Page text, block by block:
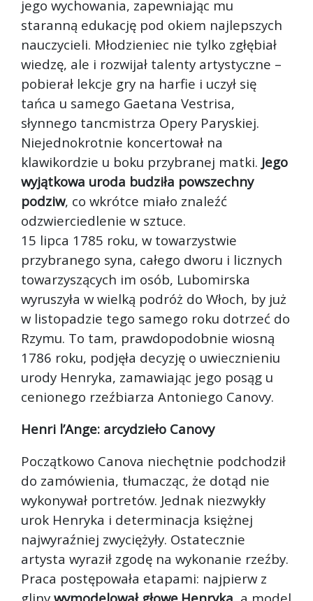
jego wychowania, zapewniając mu
staranną edukację pod okiem najlepszych
nauczycieli. Młodzieniec nie tylko zgłębiał
wiedzę, ale i rozwijał talenty artystyczne –
pobierał lekcje gry na harfie i uczył się
tańca u samego Gaetana Vestrisa,
słynnego tancmistrza Opery Paryskiej.
Niejednokrotnie koncertował na
klawikordzie u boku przybranej matki. Jego
wyjątkowa uroda budziła powszechny
podziw, co wkrótce miało znaleźć
odzwierciedlenie w sztuce.
15 lipca 1785 roku, w towarzystwie
przybranego syna, całego dworu i licznych
towarzyszących im osób, Lubomirska
wyruszyła w wielką podróż do Włoch, by już
w listopadzie tego samego roku dotrzeć do
Rzymu. To tam, prawdopodobnie wiosną
1786 roku, podjęła decyzję o uwiecznieniu
urody Henryka, zamawiając jego posąg u
cenionego rzeźbiarza Antoniego Canovy.
Henri l’Ange: arcydzieło Canovy
Początkowo Canova niechętnie podchodził
do zamówienia, tłumacząc, że dotąd nie
wykonywał portretów. Jednak niezwykły
urok Henryka i determinacja księżnej
najwyraźniej zwyciężyły. Ostatecznie
artysta wyraził zgodę na wykonanie rzeźby.
Praca postępowała etapami: najpierw z